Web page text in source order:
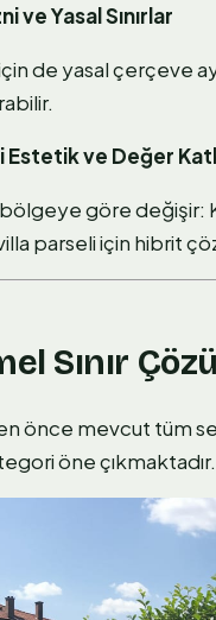
ve Yasal Sınırlar
de yasal çerçeve
Estetik ve Değer
göre değişir:
parseli için hibrit
Sınır
önce mevcut tüm
öne çıkmaktadır.